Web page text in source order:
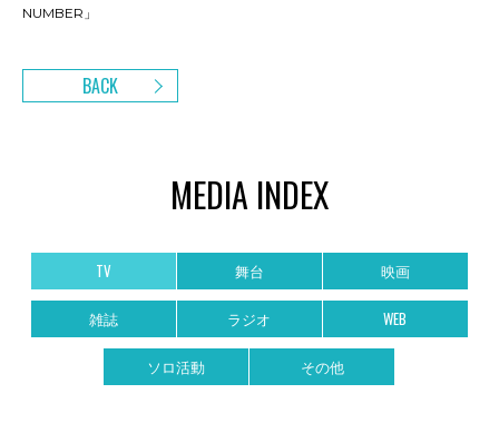
NUMBER」
BACK
MEDIA INDEX
TV 舞台 映画
雑誌 ラジオ WEB
ソロ活動 その他